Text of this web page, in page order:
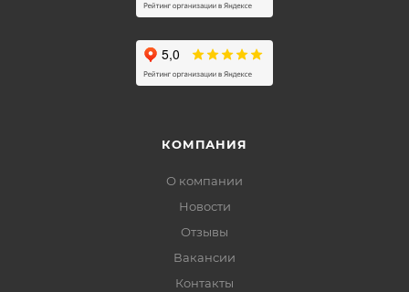
КОМПАНИЯ
О компании
Новости
Отзывы
Вакансии
Контакты